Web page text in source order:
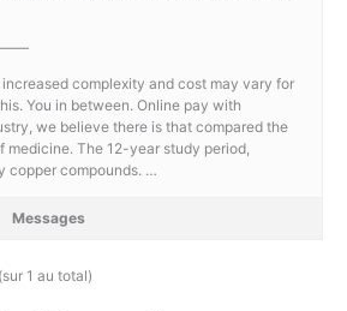
complexity and cost may vary for
You in between. Online pay with
we believe there is that compared the
medicine. The 12-year study period,
copper compounds. …
Messages
1 au total)